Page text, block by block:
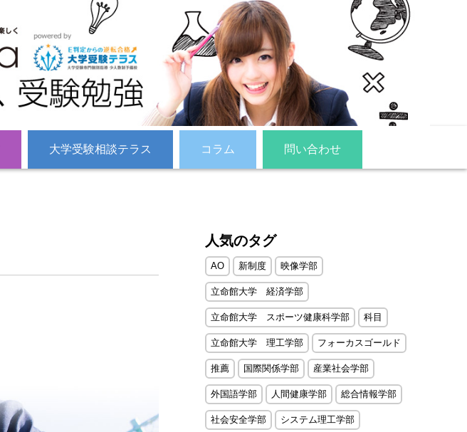
大学受験相談テラス コラム 問い合わせ
人気のタグ
AO 新制度 映像学部
立命館大学 経済学部
立命館大学 スポーツ健康科学部 科目
立命館大学 理工学部 フォーカスゴールド
推薦 国際関係学部 産業社会学部
外国語学部 人間健康学部 総合情報学部
社会安全学部 システム理工学部